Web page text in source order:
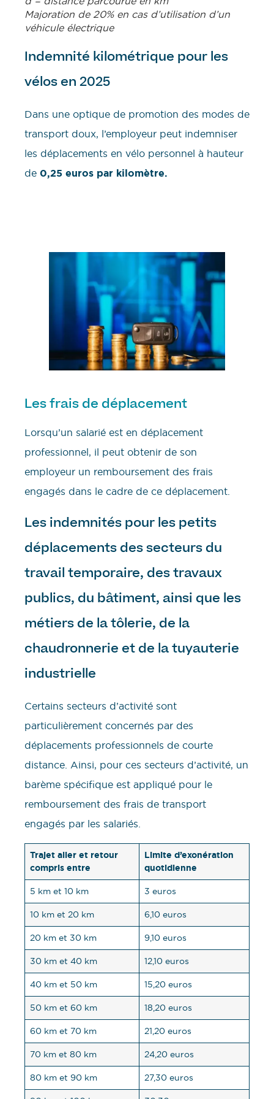
Majoration de 20% en cas d’utilisation d’un
véhicule électrique
Indemnité kilométrique pour les
vélos en 2025
Dans une optique de promotion des modes de
transport doux, l’employeur peut indemniser
les déplacements en vélo personnel à hauteur
de 0,25 euros par kilomètre.
Les frais de déplacement
Lorsqu’un salarié est en déplacement
professionnel, il peut obtenir de son
employeur un remboursement des frais
engagés dans le cadre de ce déplacement.
Les indemnités pour les petits
déplacements des secteurs du
travail temporaire, des travaux
publics, du bâtiment, ainsi que les
métiers de la tôlerie, de la
chaudronnerie et de la tuyauterie
industrielle
Certains secteurs d’activité sont
particulièrement concernés par des
déplacements professionnels de courte
distance. Ainsi, pour ces secteurs d’activité, un
barème spécifique est appliqué pour le
remboursement des frais de transport
engagés par les salariés.
Trajet aller et retour
compris entre
Limite d’exonération
quotidienne
5 km et 10 km 3 euros
10 km et 20 km 6,10 euros
20 km et 30 km 9,10 euros
30 km et 40 km 12,10 euros
40 km et 50 km 15,20 euros
50 km et 60 km 18,20 euros
60 km et 70 km 21,20 euros
70 km et 80 km 24,20 euros
80 km et 90 km 27,30 euros